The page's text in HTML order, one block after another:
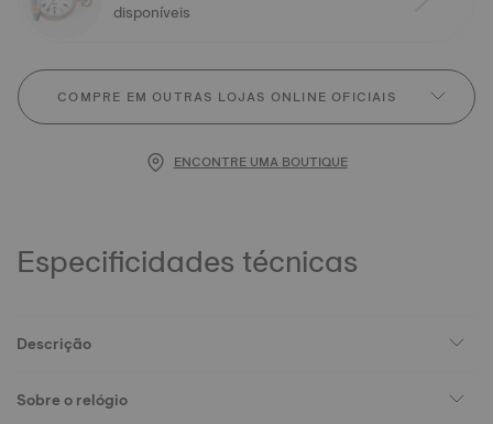
disponíveis
COMPRE EM OUTRAS LOJAS ONLINE OFICIAIS
ENCONTRE UMA BOUTIQUE
Especificidades técnicas
Descrição
Sobre o relógio